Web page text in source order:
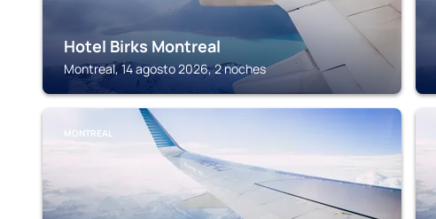
Hotel Birks Montreal
Montreal, 14 agosto 2026, 2 noches
MONTREAL